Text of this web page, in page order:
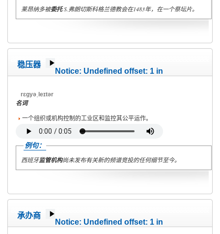
莱昂纳多被委托S.弗朗切斯科格兰德教会在1483年，在一个祭坛片。
稳压器
Notice: Undefined offset: 1 in
rɛgyəˌleɪtər
名词
一个组织或机构控制的工业区和监控其公平运作。
例句：
西班牙监管机构尚未发布有关新的频谱竞投的任何细节至今。
承办商
Notice: Undefined offset: 1 in